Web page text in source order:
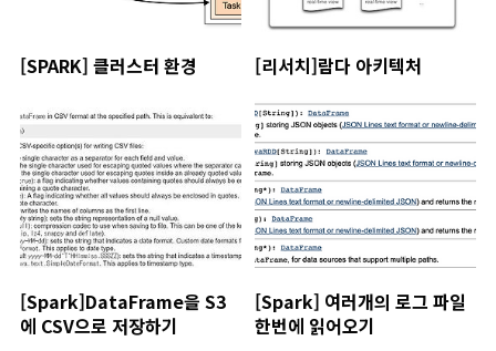
[SPARK] 클러스터 환경 [리서치]람다 아키텍처
[Spark]DataFrame을 S3
에 CSV으로 저장하기
[Spark] 여러개의 로그 파일
한번에 읽어오기